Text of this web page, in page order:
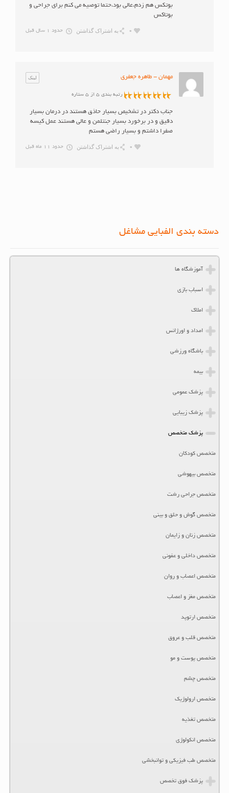
بوتکس هم زدم،عالی بود،حتما توصیه می کنم برای جراحی و
بوتاکس
حدود 1 سال قبل 0 به اشتراک گذاشتن
مهمان - طاهره جعفری
رتبه بندی 5 از 5 ستاره
جناب دکتر در تشخیص بسیار حاذق هستند در درمان بسیار
دقیق و در برخورد بسیار جنتلمن و عالی هستند عمل کیسه
صفرا داشتم و بسیار راضی هستم
حدود 11 ماه قبل 0 به اشتراک گذاشتن
دسته بندی الفبایی مشاغل
آموزشگاه ها
اسباب بازی
املاک
امداد و اورژانس
باشگاه ورزشی
بیمه
پزشک عمومی
پزشک زیبایی
پزشک متخصص
متخصص کودکان
متخصص بیهوشی
متخصص جراحی رشت
متخصص گوش و حلق و بینی
متخصص زنان و زایمان
متخصص داخلی و عفونی
متخصص اعصاب و روان
متخصص مغز و اعصاب
متخصص ارتوپد
متخصص قلب و عروق
متخصص پوست و مو
متخصص چشم
متخصص ارولوژیک
متخصص تغذیه
متخصص انکولوژی
متخصص طب فیزیکی و توانبخشی
پزشک فوق تخصص